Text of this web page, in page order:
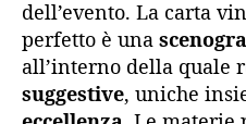
dell’evento. La carta
perfetto è una
all’interno della quale
suggestive, uniche